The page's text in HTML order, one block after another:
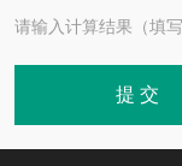
请输入计算结果（填